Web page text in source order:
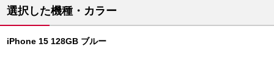
選択した機種・カラー
iPhone 15 128GB ブルー